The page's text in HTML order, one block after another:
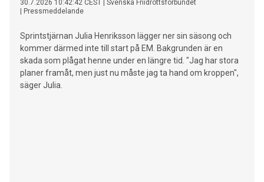
Nyköping med Bromölla Vattenskidklubb på bronsplats.
30.7.2026 10:42:42 CEST
Svenska Friidrottsförbundet
Pressmeddelande
Sprintstjärnan Julia Henriksson lägger ner sin säsong och
kommer därmed inte till start på EM. Bakgrunden är en
skada som plågat henne under en längre tid. "Jag har stora
planer framåt, men just nu måste jag ta hand om kroppen",
säger Julia.